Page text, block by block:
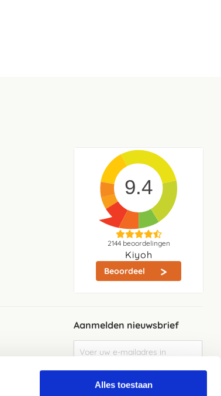
Alles toestaan
9.4
2144beoordelingen
Kiyoh
Beoordeel
Aanmelden nieuwsbrief
u
op